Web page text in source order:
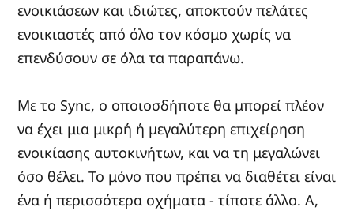
ενοικιάσεων και ιδιώτες, αποκτούν πελάτες
ενοικιαστές από όλο τον κόσμο χωρίς να
επενδύσουν σε όλα τα παραπάνω.
Με το Sync, ο οποιοσδήποτε θα μπορεί πλέον
να έχει μια μικρή ή μεγαλύτερη επιχείρηση
ενοικίασης αυτοκινήτων, και να τη μεγαλώνει
όσο θέλει. Το μόνο που πρέπει να διαθέτει είναι
ένα ή περισσότερα οχήματα - τίποτε άλλο. Α,